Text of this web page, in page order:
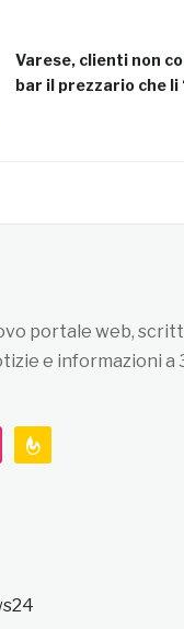
Varese, clienti non
bar il prezzario che li
portale web,
e informazioni a
feedburner